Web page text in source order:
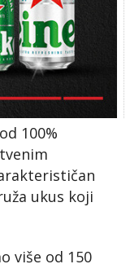
100%
ukus koji
više od 150